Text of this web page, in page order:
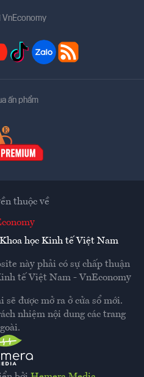
VnEconomy
ấn phẩm
thuộc về
học Kinh tế Việt Nam
này phải có sự chấp thuận
tế Việt Nam - VnEconomy
sẽ được mở ra ở cửa sổ mới.
nhiệm nội dung các trang